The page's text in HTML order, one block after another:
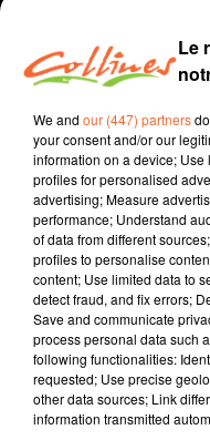
recette cuisine
30 avril 2022 - 3 min
CRUMBLE BANANE
Jacqueline Pinon
Qu'est-ce qu'on
Recette présentée par
Le
We and our (447) partners
your consent and/or our
information on a device;
profiles for personalised
advertising; Measure
performance; Understand
of data from different
profiles to personalise
content; Use limited data to
detect fraud, and fix errors;
Save and communicate
process personal data such
following functionalities:
requested; Use precise
other data sources; Link
information transmitted